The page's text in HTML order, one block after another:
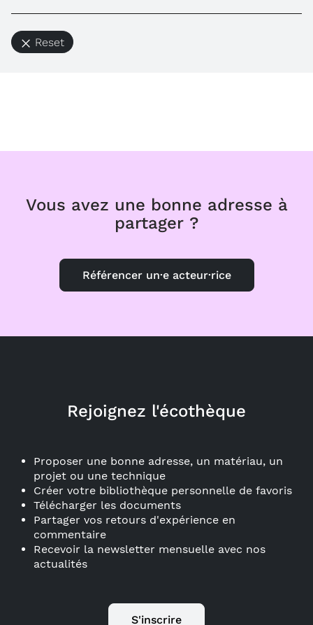
Reset
Vous avez une bonne adresse à
partager ?
Référencer un·e acteur·rice
Rejoignez l'écothèque
Proposer une bonne adresse, un matériau, un
projet ou une technique
Créer votre bibliothèque personnelle de favoris
Télécharger les documents
Partager vos retours d'expérience en
commentaire
Recevoir la newsletter mensuelle avec nos
actualités
S'inscrire